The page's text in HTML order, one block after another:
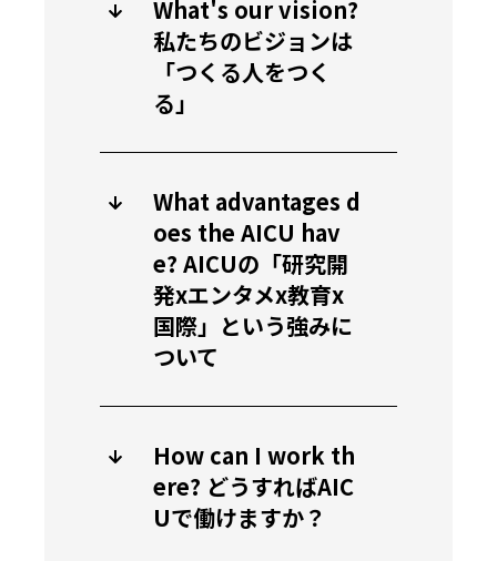
What's our vision?
私たちのビジョンは
「つくる人をつく
る」
What advantages d
oes the AICU hav
e? AICUの「研究開
発xエンタメx教育x
国際」という強みに
ついて
How can I work th
ere? どうすればAIC
Uで働けますか？